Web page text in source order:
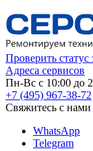
Проверить статус
Адреса сервисов
Пн-Вс с 10:00 до
+7 (495) 967-38-72
Свяжитесь с нами
WhatsApp
Telegram